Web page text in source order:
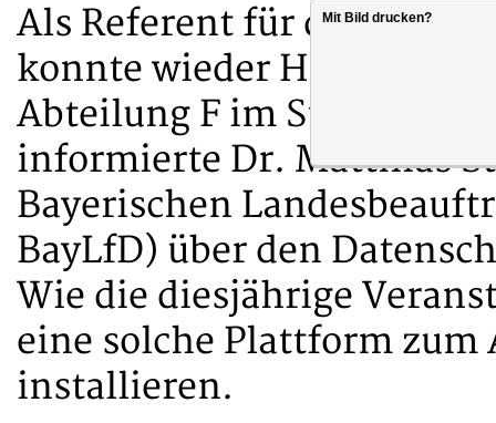
Als Referent für die
konnte wieder Horst Krä
Abteilung F im StMJ)
informierte Dr. Matthias
Bayerischen
BayLfD) über den
Wie die diesjährige
eine solche Plattform zum
installieren.
Mit Bild drucken?